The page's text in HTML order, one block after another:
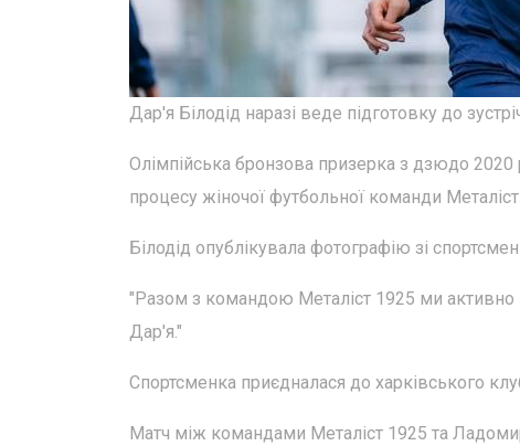
Дар'я Білодід наразі веде підготовку до
Олімпійська бронзова призерка з дзюдо
процесу жіночої футбольної команди
Білодід опублікувала фотографію зі
"Разом з командою Металіст 1925 ми
Дар'я."
Спортсменка приєдналася до харківського
Матч між командами Металіст 1925 та